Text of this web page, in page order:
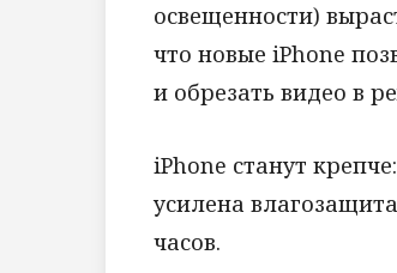
освещенности)
что новые iPhone
и обрезать видео в
iPhone станут
усилена
часов.